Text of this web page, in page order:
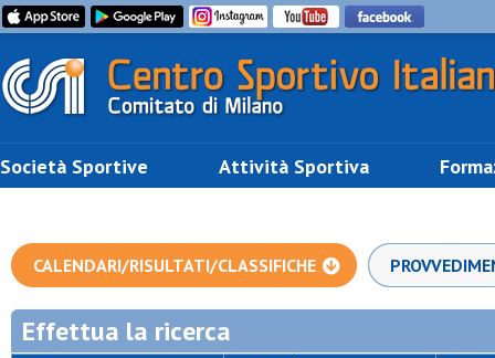
Società Sportive Attività Sportiva
CALENDARI/RISULTATI/CLASSIFICHE
Effettua la ricerca